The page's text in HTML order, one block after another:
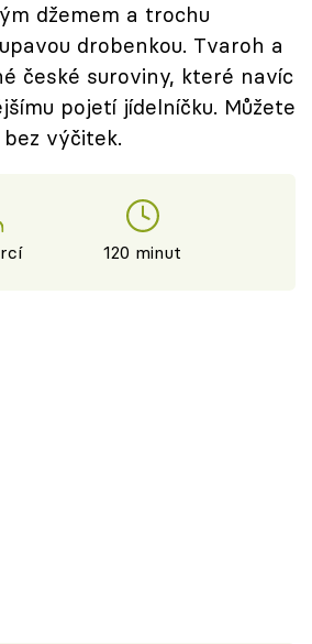
džemem a trochu
drobenkou. Tvaroh a
české suroviny, které navíc
pojetí jídelníčku. Můžete
výčitek.
120 minut